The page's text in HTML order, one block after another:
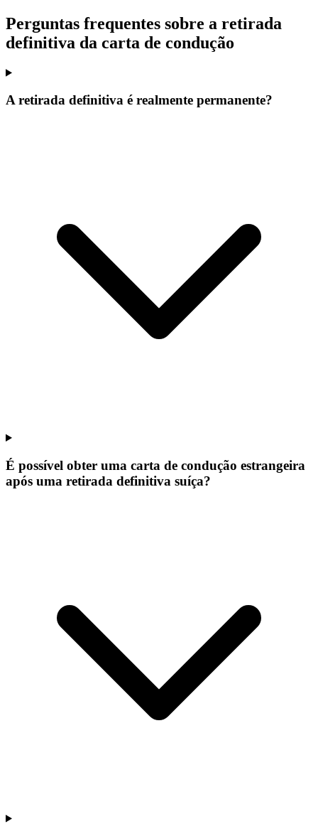
Perguntas frequentes sobre a retirada
definitiva da carta de condução
A retirada definitiva é realmente permanente?
É possível obter uma carta de condução estrangeira
após uma retirada definitiva suíça?